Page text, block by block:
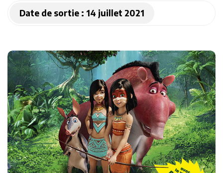
Date de sortie : 14 juillet 2021